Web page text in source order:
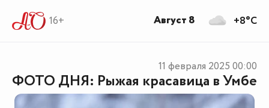
16+
ФОТО ДНЯ: Рыжая красавица в Умбе
11 февраля 2025 00:00
+8°C
Август 8